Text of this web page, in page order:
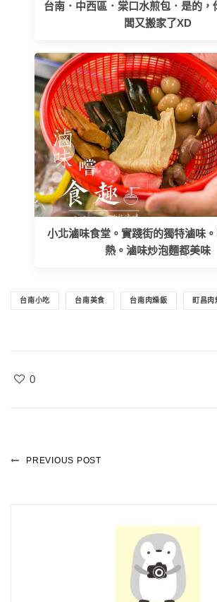
台南．中西區．棠口水煎包．是的，
闆又搬家了XD
小北滷味食堂。實踐街的獨特滷味
熱。滷味炒泡麵都美味
台南小吃 台南美食 台南肉燥飯 町昌肉
0
PREVIOUS POST